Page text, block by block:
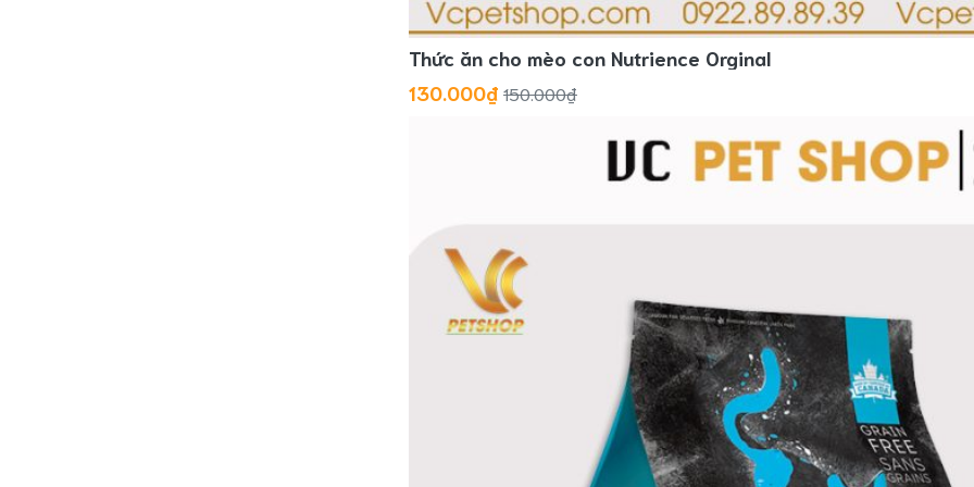
Thức ăn cho mèo con Nutrience Orginal
130.000₫ 150.000₫